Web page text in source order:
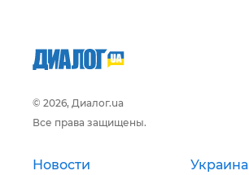
© 2026, Диалог.ua
Все права защищены.
Новости Украина